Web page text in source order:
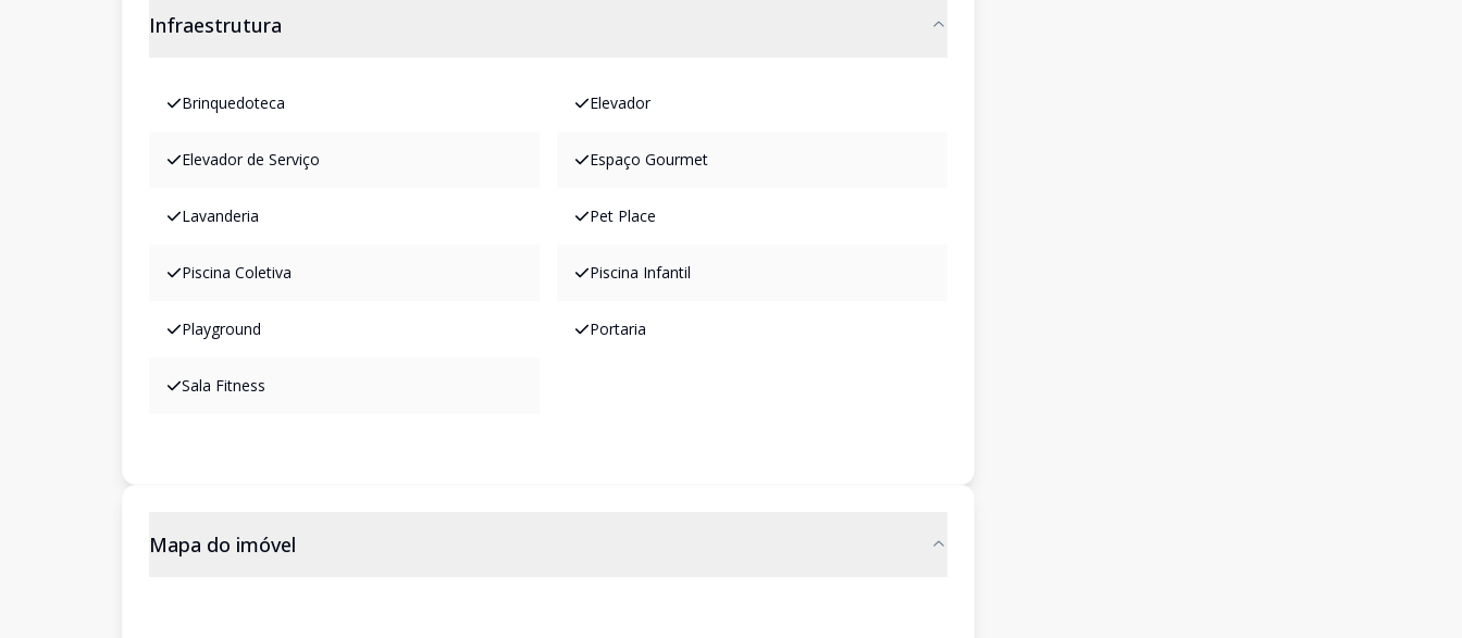
Infraestrutura
Brinquedoteca Elevador
Elevador de Serviço Espaço Gourmet
Lavanderia Pet Place
Piscina Coletiva Piscina Infantil
Playground Portaria
Sala Fitness
Mapa do imóvel